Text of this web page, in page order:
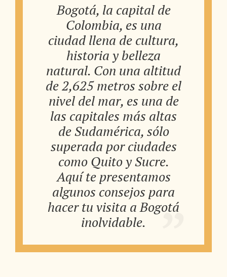
Bogotá, la capital de
Colombia, es una
ciudad llena de cultura,
historia y belleza
natural. Con una altitud
de 2,625 metros sobre el
nivel del mar, es una de
las capitales más altas
de Sudamérica, sólo
superada por ciudades
como Quito y Sucre.
Aquí te presentamos
algunos consejos para
hacer tu visita a Bogotá
inolvidable.